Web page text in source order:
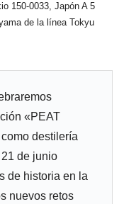
150-0033, Japón A 5
de la línea Tokyu
«PEAT
destilería
de junio
de historia en la
nuevos retos